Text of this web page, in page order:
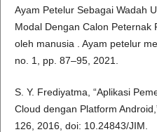
Ayam Petelur Sebagai Wadah
Modal Dengan Calon Peternak
oleh manusia . Ayam petelur
no. 1, pp. 87–95, 2021.
S. Y. Frediyatma, “Aplikasi
Cloud dengan Platform
126, 2016, doi: 10.24843/JIM.